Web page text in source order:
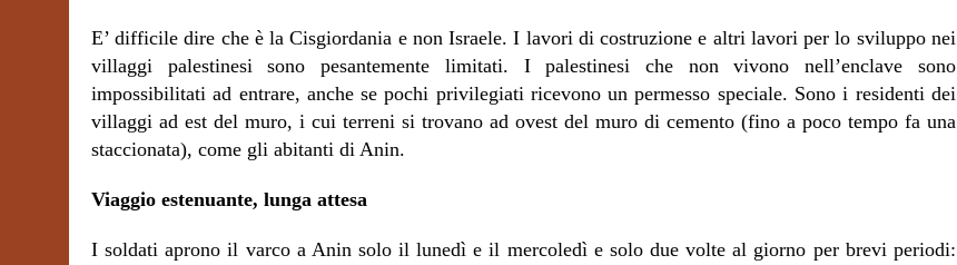
E’ difficile dire che è la Cisgiordania e non Israele. I lavori di costruzione e altri lavori per lo sviluppo nei
villaggi palestinesi sono pesantemente limitati. I palestinesi che non vivono nell’enclave sono
impossibilitati ad entrare, anche se pochi privilegiati ricevono un permesso speciale. Sono i residenti dei
villaggi ad est del muro, i cui terreni si trovano ad ovest del muro di cemento (fino a poco tempo fa una
staccionata), come gli abitanti di Anin.
Viaggio estenuante, lunga attesa
I soldati aprono il varco a Anin solo il lunedì e il mercoledì e solo due volte al giorno per brevi periodi: